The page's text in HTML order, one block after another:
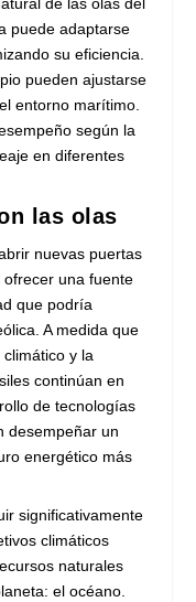
puede adaptarse
su eficiencia.
pueden ajustarse
entorno marítimo.
según la
en diferentes
las olas
nuevas puertas
una fuente
que podría
A medida que
y la
continúan en
de tecnologías
desempeñar un
energético más
significativamente
climáticos
naturales
el océano.